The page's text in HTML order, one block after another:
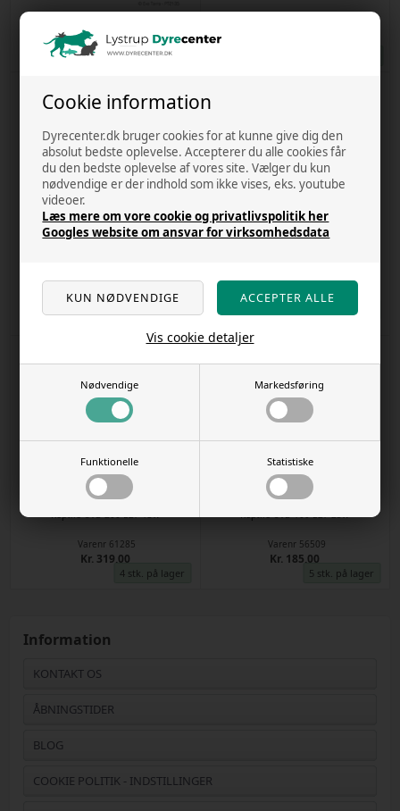
Cookie information
Dyrecenter.dk bruger cookies for at kunne give dig den
absolut bedste oplevelse. Accepterer du alle cookies får
du den bedste oplevelse af vores site. Vælger du kun
nødvendige er der indhold som ikke vises, eks. youtube
videoer.
Læs mere om vore cookie og privatlivspolitik her
Googles website om ansvar for virksomhedsdata
Nødvendige Markedsføring
Funktionelle Statistiske
Vis cookie detaljer
16 stk. på lager
Varenr
Kr. 44,00
18 stk. på lager
Kr. 52,00 2 stk. på lager
Varenr56249
Kr. 72,00
4 stk. på lager
Reptile UVB 200 E27 13w
Varenr 61285
Kr. 319,00
5 stk. på lager
Reptile UVB 100 E27 25w
Varenr 56509
Kr. 185,00
Information
KONTAKT OS
ÅBNINGSTIDER
BLOG
COOKIE POLITIK - INDSTILLINGER